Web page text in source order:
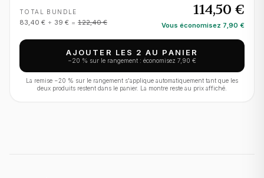
TOTAL BUNDLE
83,40 € + 39 € = 122,40 €
114,50 €
Vous économisez 7,90 €
AJOUTER LES 2 AU PANIER
−20 % sur le rangement : économisez 7,90 €
La remise −20 % sur le rangement s'applique automatiquement tant que les
deux produits restent dans le panier. La montre reste au prix affiché.